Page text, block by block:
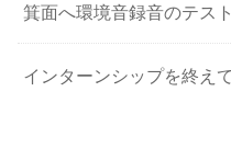
箕面へ環境音録音のテス
インターンシップを終えて